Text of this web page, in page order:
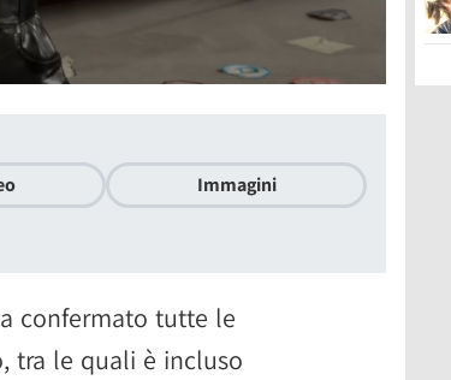
Immagini
confermato tutte le
tra le quali è incluso